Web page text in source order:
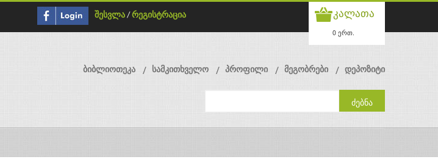
შესვლა / რეგისტრაცია კალათა
0 ერთ.
ბიბლიოთეკა სამკითხველო პროფილი მეგობრები დეპოზიტი